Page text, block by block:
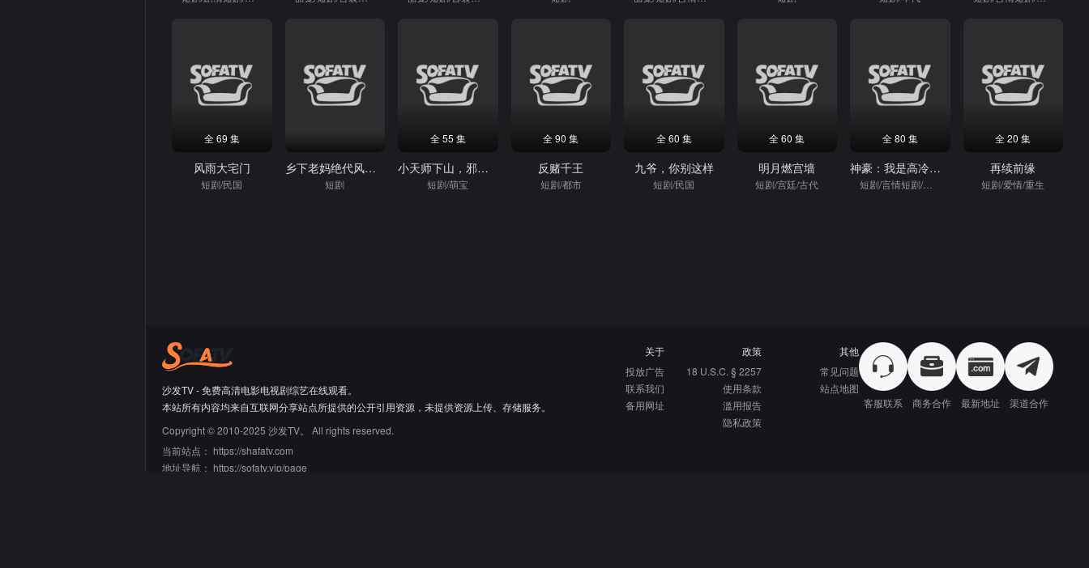
全 69 集
风雨大宅门
短剧/民国
乡下老妈绝代风华第二季
短剧
全 55 集
小天师下山，邪祟们颤抖吧
短剧/萌宝
全 90 集
反赌千王
短剧/都市
全 60 集
九爷，你别这样
短剧/民国
全 60 集
明月燃宫墙
短剧/宫廷/古代
全 80 集
神豪：我是高冷系男神
短剧/言情短剧/逆袭
全 20 集
再续前缘
短剧/爱情/重生
沙发TV - 免费高清电影电视剧综艺在线观看。
本站所有内容均来自互联网分享站点所提供的公开引用资源，未提供资源上传、存储服务。
Copyright © 2010-2025 沙发TV。 All rights reserved.
当前站点： https://shafatv.com
地址导航： https://sofatv.vip/page
关于
投放广告
联系我们
备用网址
政策
18 U.S.C. § 2257
使用条款
滥用报告
隐私政策
其他
常见问题
站点地图
客服联系
商务合作 最新地址 渠道合作